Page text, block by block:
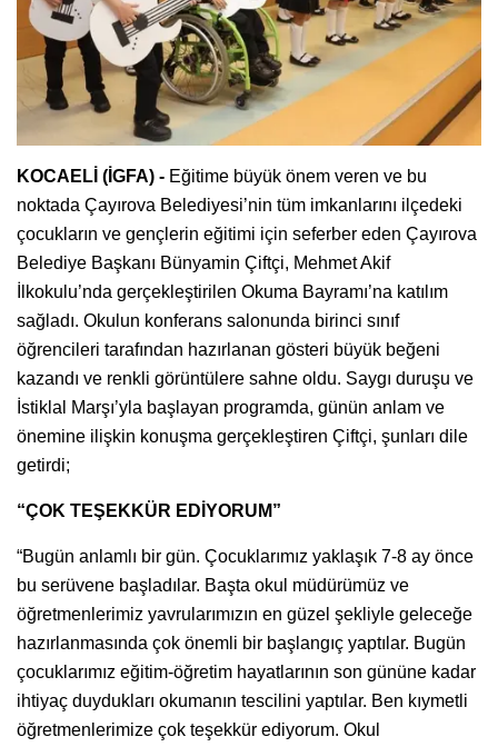
KOCAELİ (İGFA) - Eğitime büyük önem veren ve bu
noktada Çayırova Belediyesi’nin tüm imkanlarını ilçedeki
çocukların ve gençlerin eğitimi için seferber eden Çayırova
Belediye Başkanı Bünyamin Çiftçi, Mehmet Akif
İlkokulu’nda gerçekleştirilen Okuma Bayramı’na katılım
sağladı. Okulun konferans salonunda birinci sınıf
öğrencileri tarafından hazırlanan gösteri büyük beğeni
kazandı ve renkli görüntülere sahne oldu. Saygı duruşu ve
İstiklal Marşı’yla başlayan programda, günün anlam ve
önemine ilişkin konuşma gerçekleştiren Çiftçi, şunları dile
getirdi;
“ÇOK TEŞEKKÜR EDİYORUM”
“Bugün anlamlı bir gün. Çocuklarımız yaklaşık 7-8 ay önce
bu serüvene başladılar. Başta okul müdürümüz ve
öğretmenlerimiz yavrularımızın en güzel şekliyle geleceğe
hazırlanmasında çok önemli bir başlangıç yaptılar. Bugün
çocuklarımız eğitim-öğretim hayatlarının son gününe kadar
ihtiyaç duydukları okumanın tescilini yaptılar. Ben kıymetli
öğretmenlerimize çok teşekkür ediyorum. Okul